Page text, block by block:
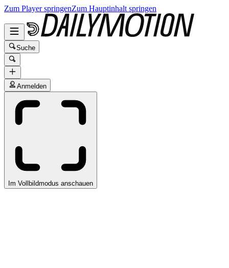
Zum Player springenZum Hauptinhalt springen
Suche
Anmelden
Im Vollbildmodus anschauen